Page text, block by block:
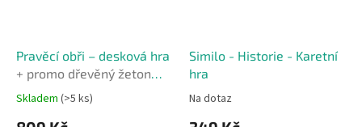
Pravěcí obři – desková hra
+ promo dřevěný žeton
prvního hráče a žetony
Skladem (>5 ks)
Similo - Historie - Karetní
hra
Na dotaz